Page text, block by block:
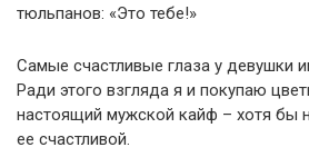
тюльпанов: «Это тебе!»
Самые счастливые глаза у девушки
Ради этого взгляда я и покупаю
настоящий мужской кайф – хотя бы
ее счастливой.